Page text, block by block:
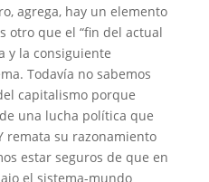
agrega, hay un elemento
otro que el “fin del actual
y la consiguiente
Todavía no sabemos
capitalismo porque
una lucha política que
remata su razonamiento
estar seguros de que en
el sistema-mundo